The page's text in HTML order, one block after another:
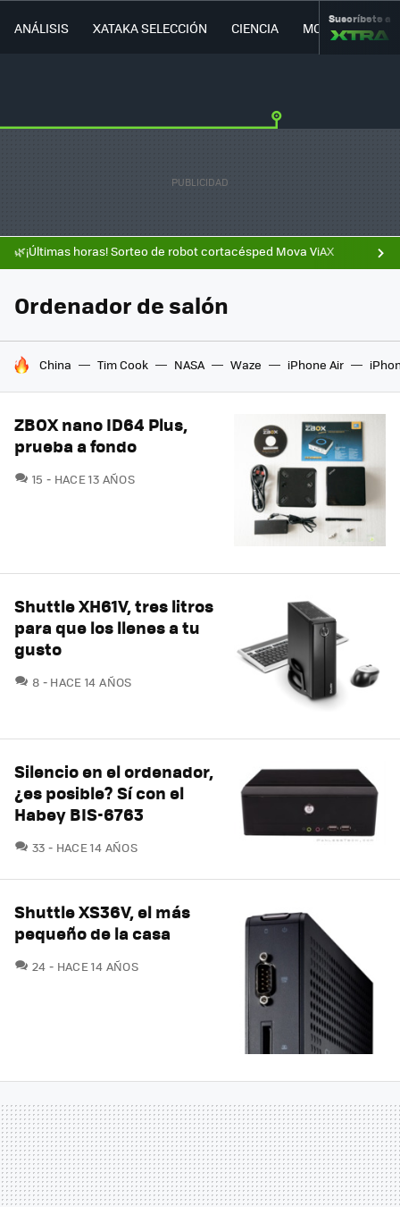
ANÁLISIS XATAKA SELECCIÓN CIENCIA MOVILIDAD
Suscríbete a
🌿¡Últimas horas! Sorteo de robot cortacésped Mova ViAX
Ordenador de salón
HOY SE HABLA DE
China Tim Cook NASA Waze iPhone Air
ZBOX nano ID64 Plus,
prueba a fondo
15 COMENTARIOS
HACE 13 AÑOS
Shuttle XH61V, tres litros
para que los llenes a tu
gusto
8 COMENTARIOS
HACE 14 AÑOS
Silencio en el ordenador,
¿es posible? Sí con el
Habey BIS-6763
33 COMENTARIOS
HACE 14 AÑOS
Shuttle XS36V, el más
pequeño de la casa
24 COMENTARIOS
HACE 14 AÑOS